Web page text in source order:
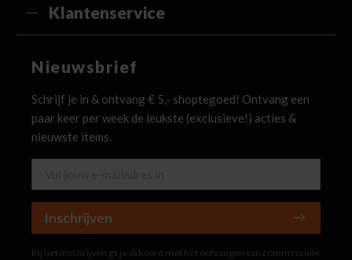
Klantenservice
Nieuwsbrief
Schrijf je in & ontvang € 5,- shoptegoed! Ontvang een
paar keer per week de leukste (exclusieve!) acties &
nieuwste items.
Inschrijven
Bij het inschrijven ga je akkoord met het ontvangen van commerciële